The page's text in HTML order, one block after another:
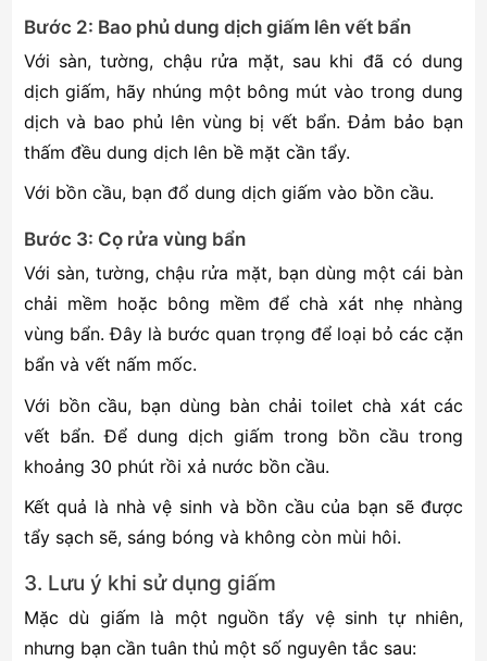
Bước 2: Bao phủ dung dịch giấm lên vết bẩn
Với sàn, tường, chậu rửa mặt, sau khi đã có dung
dịch giấm, hãy nhúng một bông mút vào trong dung
dịch và bao phủ lên vùng bị vết bẩn. Đảm bảo bạn
thấm đều dung dịch lên bề mặt cần tẩy.
Với bồn cầu, bạn đổ dung dịch giấm vào bồn cầu.
Bước 3: Cọ rửa vùng bẩn
Với sàn, tường, chậu rửa mặt, bạn dùng một cái bàn
chải mềm hoặc bông mềm để chà xát nhẹ nhàng
vùng bẩn. Đây là bước quan trọng để loại bỏ các cặn
bẩn và vết nấm mốc.
Với bồn cầu, bạn dùng bàn chải toilet chà xát các
vết bẩn. Để dung dịch giấm trong bồn cầu trong
khoảng 30 phút rồi xả nước bồn cầu.
Kết quả là nhà vệ sinh và bồn cầu của bạn sẽ được
tẩy sạch sẽ, sáng bóng và không còn mùi hôi.
3. Lưu ý khi sử dụng giấm
Mặc dù giấm là một nguồn tẩy vệ sinh tự nhiên,
nhưng bạn cần tuân thủ một số nguyên tắc sau: